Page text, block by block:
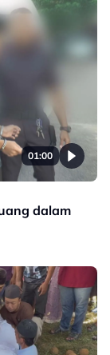
01:00
dalam